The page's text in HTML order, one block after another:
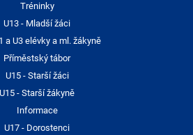
Tréninky
U13 - Mladší žáci
a U3 elévky a ml. žákyně
Příměstský tábor
U15 - Starší žáci
U15 - Starší žákyně
Informace
U17 - Dorostenci